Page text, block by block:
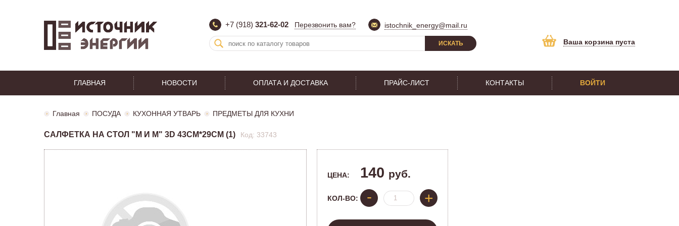
+7 (918) 321-62-02 Перезвонить вам? istochnik_energy@mail.ru
ИСКАТЬ Ваша корзина пуста
ГЛАВНАЯ НОВОСТИ ОПЛАТА И ДОСТАВКА ПРАЙС-ЛИСТ КОНТАКТЫ ВОЙТИ
Главная ПОСУДА КУХОННАЯ УТВАРЬ ПРЕДМЕТЫ ДЛЯ КУХНИ
САЛФЕТКА НА СТОЛ "М И М" 3D 43СМ*29СМ (1) Код: 33743
ЦЕНА: 140 руб.
КОЛ-ВО: - +